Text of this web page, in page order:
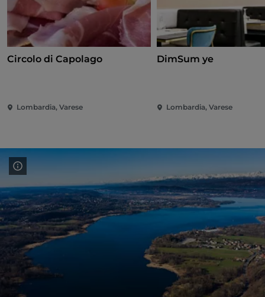
Circolo di Capolago
Lombardia, Varese
DimSum ye
Lombardia, Varese